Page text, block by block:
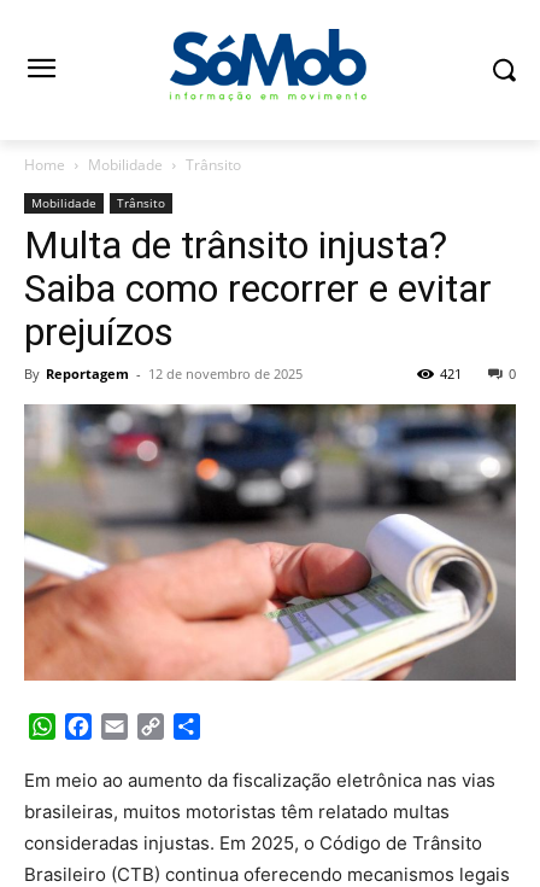
Home Mobilidade Trânsito
Mobilidade Trânsito
Multa de trânsito injusta?
Saiba como recorrer e evitar
prejuízos
By Reportagem - 12 de novembro de 2025 0
421
WhatsApp
Facebook
Email Copy
Em meio ao aumento da fiscalização eletrônica nas vias
brasileiras, muitos motoristas têm relatado multas
consideradas injustas. Em 2025, o Código de Trânsito
Brasileiro (CTB) continua oferecendo mecanismos legais